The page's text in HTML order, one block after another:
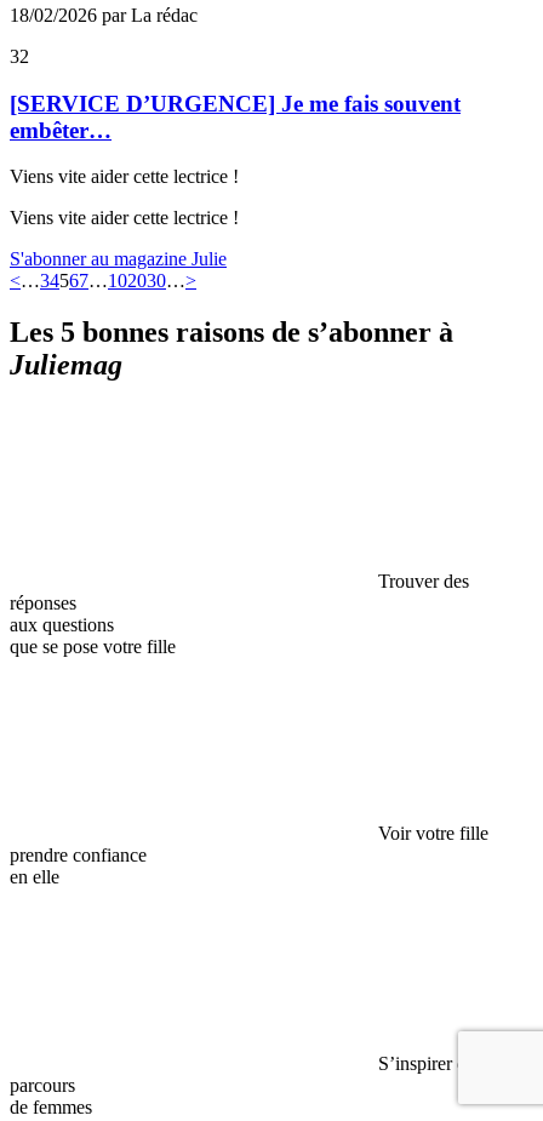
18/02/2026 par La rédac
32
[SERVICE D’URGENCE] Je me fais souvent
embêter…
Viens vite aider cette lectrice !
Viens vite aider cette lectrice !
S'abonner au magazine Julie
<…34567…102030…>
Les 5 bonnes raisons de s’abonner à
Juliemag
Trouver des
réponses
aux questions
que se pose votre fille
Voir votre fille
prendre confiance
en elle
S’inspirer du
parcours
de femmes